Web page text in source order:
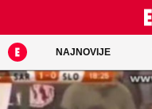
NAJNOVIJE